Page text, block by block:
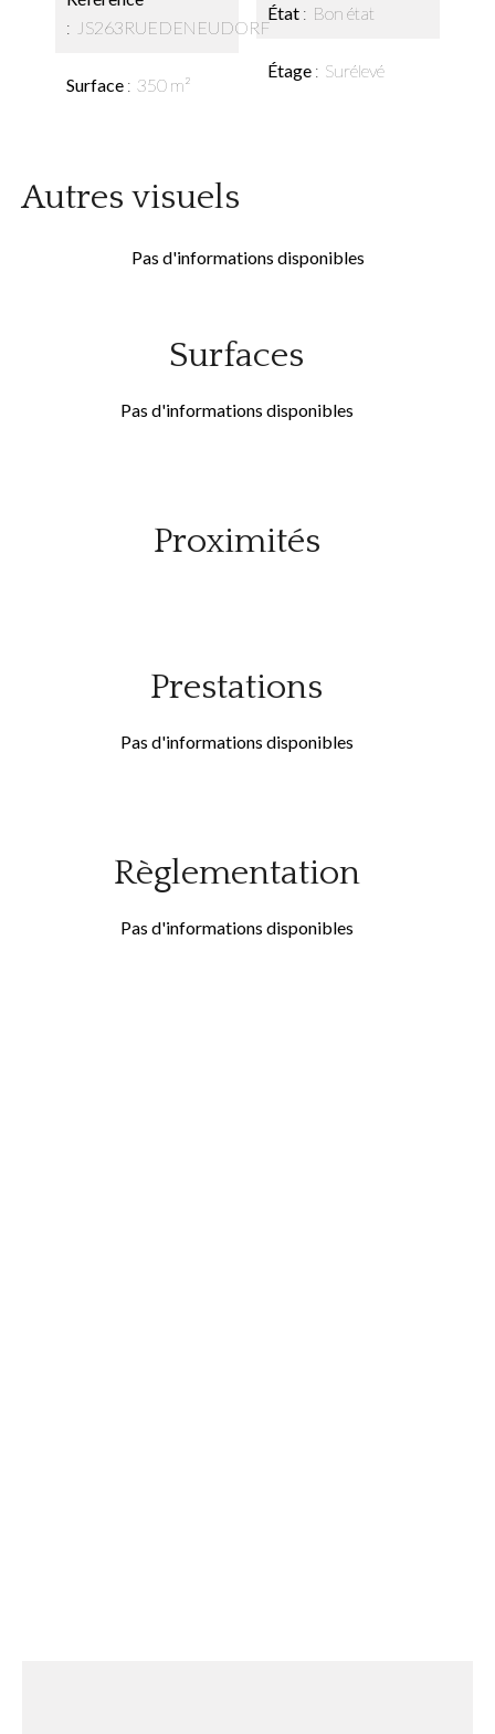
JS263RUEDENEUDORF
Surface 350 m²
État Bon état
Étage Surélevé
Autres visuels
Pas d'informations disponibles
Surfaces
Pas d'informations disponibles
Proximités
Prestations
Pas d'informations disponibles
Règlementation
Pas d'informations disponibles